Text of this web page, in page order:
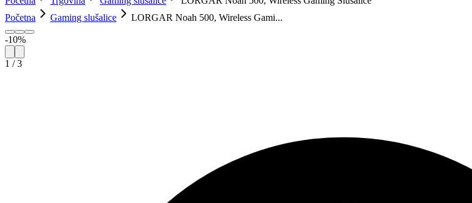
Početna
Gaming slušalice LORGAR Noah 500, Wireless Gami...
-10%
1 /3